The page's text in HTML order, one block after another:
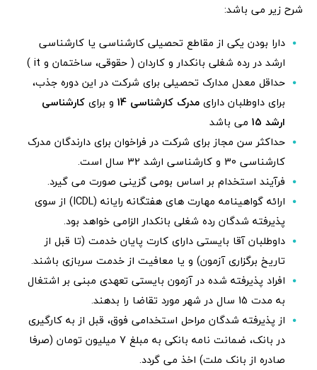
شرح زیر می باشد:
دارا بودن یکی از مقاطع تحصیلی کارشناسی یا کارشناسی
ارشد در رده شغلی بانکدار و کاردان ( حقوقی، ساختمان و it )
حداقل معدل مدارک تحصیلی برای شرکت در این دوره جذب،
برای داوطلبان دارای مدرک کارشناسی 14 و برای کارشناسی
ارشد 15
می باشد
حداکثر سن مجاز برای شرکت در فراخوان برای دارندگان مدرک
کارشناسی 30 و کارشناسی ارشد 32 سال است.
فرآیند استخدام بر اساس بومی گزینی صورت می گیرد.
ارائه گواهینامه مهارت های هفتگانه رایانه (ICDL) از سوی
پذیرفته شدگان رده شغلی بانکدار الزامی خواهد بود.
داوطلبان آقا بایستی دارای کارت پایان خدمت (تا قبل از
تاریخ برگزاری آزمون) و یا معافیت از خدمت سربازی باشند.
افراد پذیرفته شده در آزمون بایستی تعهدی مبنی بر اشتغال
به مدت 15 سال در شهر مورد تقاضا را بدهند.
از پذیرفته شدگان مراحل استخدامی فوق، قبل از به کارگیری
در بانک، ضمانت نامه بانکی به مبلغ 7 میلیون تومان (صرفا
صادره از بانک ملت) اخذ می گردد.